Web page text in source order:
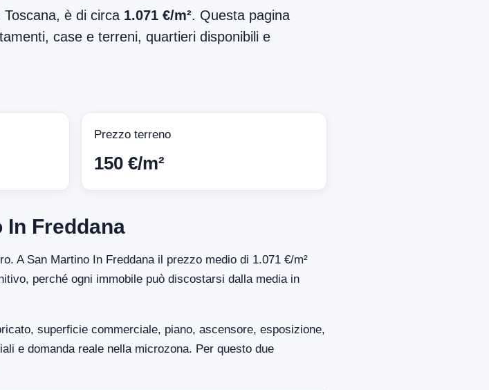
Toscana, è di circa 1.071 €/m². Questa pagina
case e terreni, quartieri disponibili e
Prezzo terreno
150 €/m²
In Freddana
A San Martino In Freddana il prezzo medio di 1.071 €/m²
perché ogni immobile può discostarsi dalla media in
superficie commerciale, piano, ascensore, esposizione,
e domanda reale nella microzona. Per questo due